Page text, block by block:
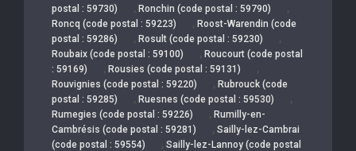
postal : 59730)
, Ronchin (code postal : 59790) ,
Roncq (code postal : 59223) , Roost-Warendin (code
postal : 59286)
, Rosult (code postal : 59230) ,
Roubaix (code postal : 59100) , Roucourt (code postal
: 59169)
, Rousies (code postal : 59131) ,
Rouvignies (code postal : 59220) , Rubrouck (code
postal : 59285)
, Ruesnes (code postal : 59530) ,
Rumegies (code postal : 59226) , Rumilly-en-
Cambrésis (code postal : 59281)
, Sailly-lez-Cambrai
(code postal : 59554)
, Sailly-lez-Lannoy (code postal